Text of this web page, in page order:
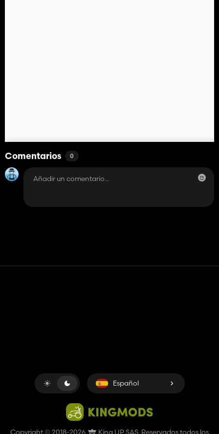
Comentarios 0
Copyright © 2018-2026 King UP SAS. Reservados todos los
Español